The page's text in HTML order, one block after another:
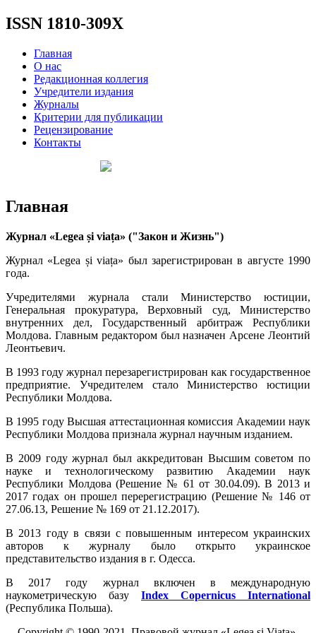
ISSN 1810-309X
Главная
О нас
Редакционная коллегия
Учредители издания
Журналы
Критерии для публикации
Рецензирование
Контакты
Главная
Журнал «Legea și viața» ("Закон и Жизнь")
Журнал «Legea și viața» был зарегистрирован в августе 1990
года.
Учредителями журнала стали Министерство юстиции,
Генеральная прокуратура, Верховный суд, Министерство
внутренних дел, Государственный арбитраж Республики
Молдова. Главным редактором был назначен Арсене Леонтий
Леонтьевич.
В 1993 году журнал перезарегистрирован как государственное
предприятие. Учредителем стало Министерство юстиции
Республики Молдова.
В 1995 году Высшая аттестационная комиссия Академии наук
Республики Молдова признала журнал научным изданием.
В 2009 году журнал был аккредитован Высшим советом по
науке и технологическому развитию Академии наук
Республики Молдова (Решение № 61 от 30.04.09). В 2013 и
2017 годах он прошел перерегистрацию (Решение № 146 от
27.06.13, Решение № 169 от 21.12.2017).
В 2013 году в связи с повышенным интересом украинских
авторов к журналу было открыто украинское
представительство издания в г. Одесса.
В 2017 году журнал включен в международную
наукометрическую базу Index Copernicus International
(Республика Польша).